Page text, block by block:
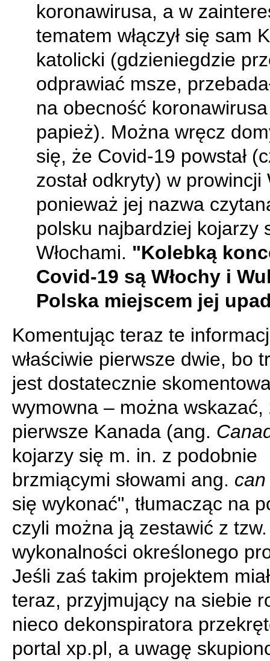
koronawirusa, a w
tematem włączył się sam
katolicki (gdzieniegdzie
odprawiać msze,
na obecność
papież). Można wręcz
się, że Covid-19 powstał
został odkryty) w prowincji
ponieważ jej nazwa
polsku najbardziej kojarzy
Włochami. "Kolebką
Covid-19 są Włochy i
Polska miejscem jej
Komentując teraz te
właściwie pierwsze dwie, bo
jest dostatecznie
wymowna – można wskazać,
pierwsze Kanada (ang.
kojarzy się m. in. z podobnie
brzmiącymi słowami ang.
się wykonać", tłumacząc na
czyli można ją zestawić z
wykonalności określonego
Jeśli zaś takim projektem
teraz, przyjmujący na siebie
nieco dekonspiratora
portal xp.pl, a uwagę